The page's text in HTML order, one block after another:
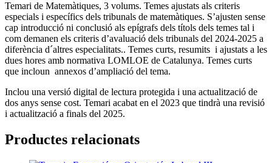
Temari de Matemàtiques, 3 volums. Temes ajustats als criteris
especials i específics dels tribunals de matemàtiques. S’ajusten sense
cap introducció ni conclusió als epígrafs dels títols dels temes tal i
com demanen els criteris d’avaluació dels tribunals del 2024-2025 a
diferència d´altres especialitats.. Temes curts, resumits i ajustats a les
dues hores amb normativa LOMLOE de Catalunya. Temes curts
que incloun annexos d’ampliació del tema.
Inclou una versió digital de lectura protegida i una actualització de
dos anys sense cost. Temari acabat en el 2023 que tindrà una revisió
i actualització a finals del 2025.
Productes relacionats